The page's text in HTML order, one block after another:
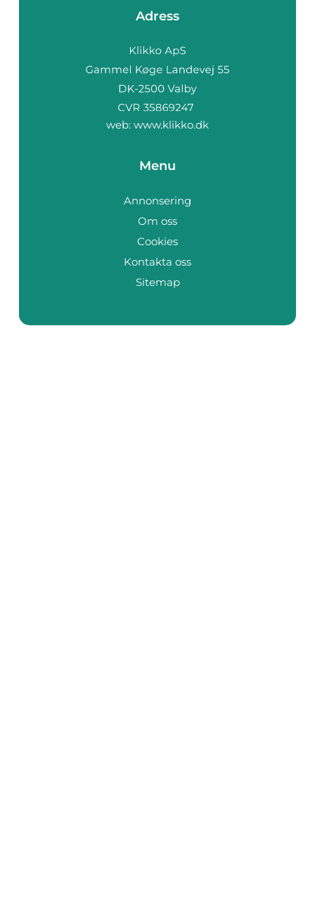
Adress
web: www.klikko.dk
Menu
Annonsering
Om oss
Cookies
Kontakta oss
Sitemap